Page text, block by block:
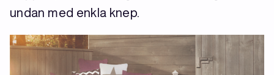
undan med enkla knep.